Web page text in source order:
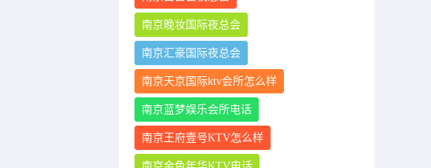
南京晚妆国际夜总会
南京汇豪国际夜总会
南京天京国际ktv会所怎么样
南京蓝梦娱乐会所电话
南京王府壹号KTV怎么样